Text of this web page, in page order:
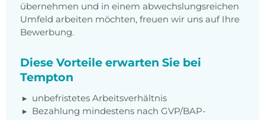
übernehmen und in einem abwechslungsreichen
Umfeld arbeiten möchten, freuen wir uns auf Ihre
Bewerbung.
Diese Vorteile erwarten Sie bei
Tempton
unbefristetes Arbeitsverhältnis
Bezahlung mindestens nach GVP/BAP-